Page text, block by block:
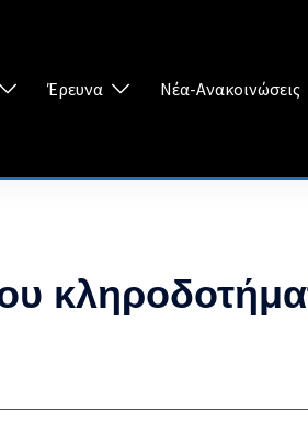
Έρευνα Νέα-Ανακοινώσεις